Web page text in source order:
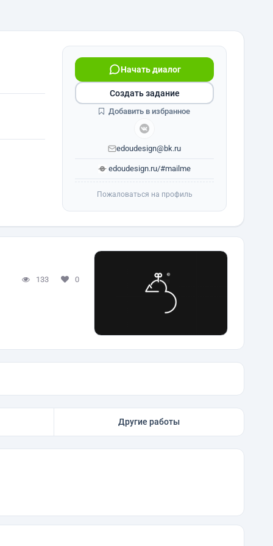
Начать диалог
edoudesign@bk.ru
edoudesign.ru/#mailme
Создать задание
Добавить в избранное
Пожаловаться на профиль
133 0
Другие работы